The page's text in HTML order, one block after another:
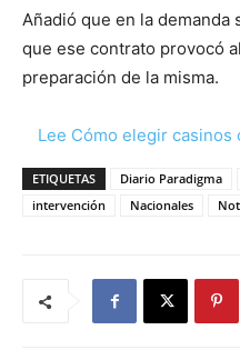
Añadió que en la demanda
que ese contrato provocó
preparación de la misma.
Lee Cómo elegir
ETIQUETAS Diario Paradigma
intervención
Nacionales